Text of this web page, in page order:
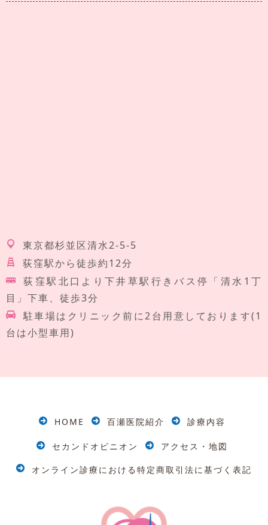
東京都杉並区清水2-5-5
荻窪駅から徒歩約12分
荻窪駅北口より下井草駅行きバス停「清水1丁
目」下車、徒歩3分
駐車場はクリニック前に2台用意しております(1
台は小型車用)
HOME 百瀬医院紹介 診療内容
セカンドオピニオン アクセス・地図
オンライン診療における特定商取引法に基づく表記